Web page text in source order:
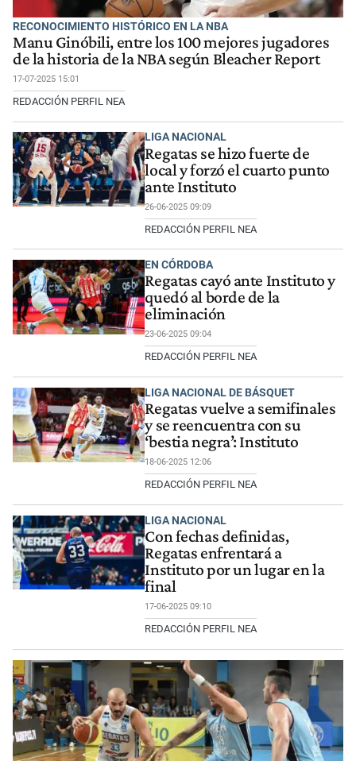
RECONOCIMIENTO HISTÓRICO EN LA NBA
Manu Ginóbili, entre los 100 mejores jugadores
de la historia de la NBA según Bleacher Report
17-07-2025 15:01
REDACCIÓN PERFIL NEA
LIGA NACIONAL
Regatas se hizo fuerte de
local y forzó el cuarto punto
ante Instituto
26-06-2025 09:09
REDACCIÓN PERFIL NEA
EN CÓRDOBA
Regatas cayó ante Instituto y
quedó al borde de la
eliminación
23-06-2025 09:04
REDACCIÓN PERFIL NEA
LIGA NACIONAL DE BÁSQUET
Regatas vuelve a semifinales
y se reencuentra con su
‘bestia negra’: Instituto
18-06-2025 12:06
REDACCIÓN PERFIL NEA
LIGA NACIONAL
Con fechas definidas,
Regatas enfrentará a
Instituto por un lugar en la
final
17-06-2025 09:10
REDACCIÓN PERFIL NEA